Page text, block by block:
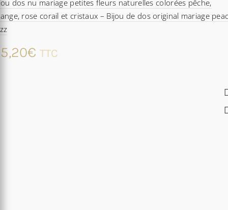
dos nu mariage petites fleurs naturelles colorées pêche,
rose corail et cristaux – Bijou de dos original mariage
€ TTC